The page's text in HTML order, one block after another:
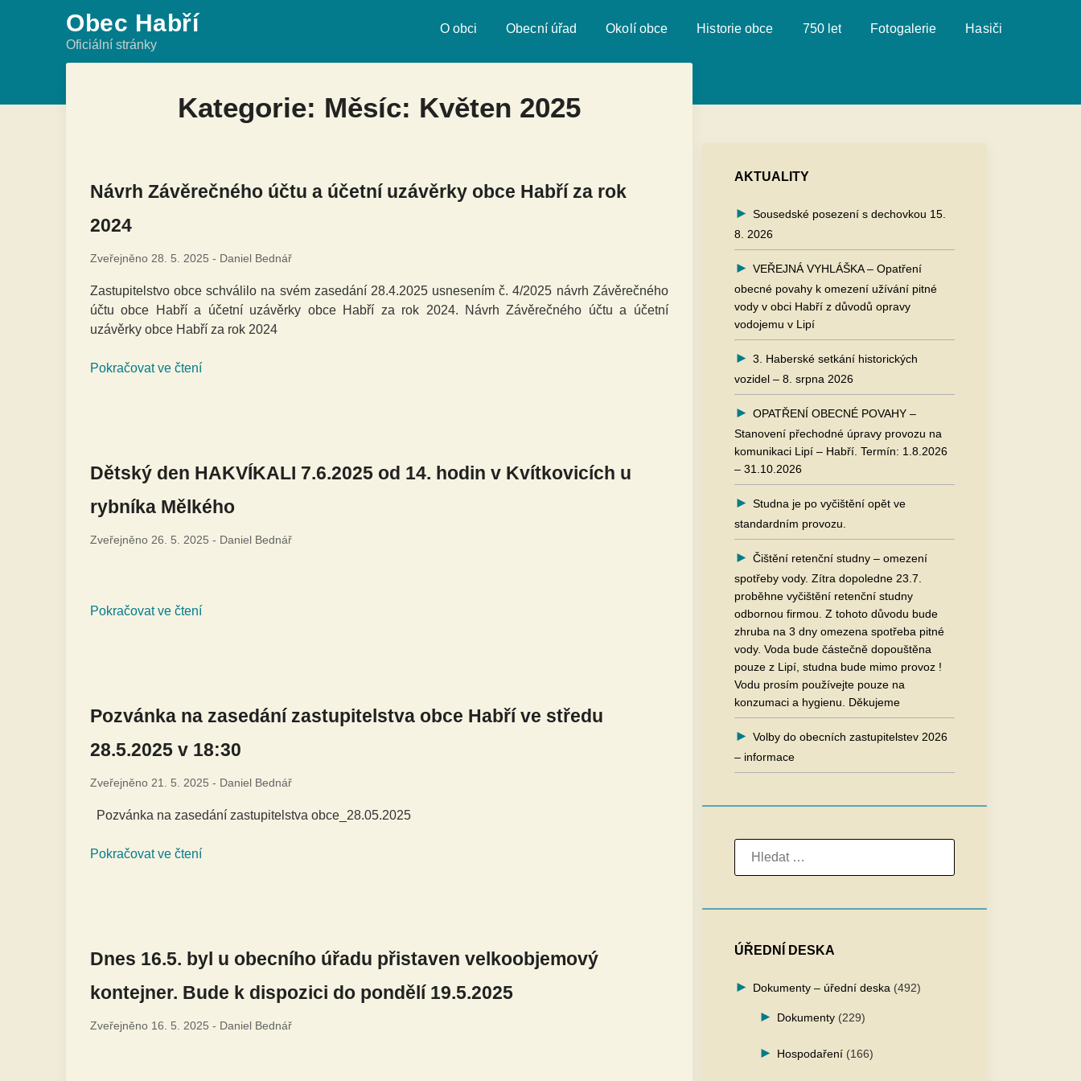
Obec Habří
Oficiální stránky
O obci Obecní úřad Okolí obce Historie obce 750 let Fotogalerie Hasiči
Kategorie: Měsíc: Květen 2025
Návrh Závěrečného účtu a účetní uzávěrky obce Habří za rok
2024
Zveřejněno 28. 5. 2025 - Daniel Bednář
Zastupitelstvo obce schválilo na svém zasedání 28.4.2025 usnesením č. 4/2025 návrh Závěrečného
účtu obce Habří a účetní uzávěrky obce Habří za rok 2024. Návrh Závěrečného účtu a účetní
uzávěrky obce Habří za rok 2024
Pokračovat ve čtení
Dětský den HAKVÍKALI 7.6.2025 od 14. hodin v Kvítkovicích u
rybníka Mělkého
Zveřejněno 26. 5. 2025 - Daniel Bednář
Pokračovat ve čtení
Pozvánka na zasedání zastupitelstva obce Habří ve středu
28.5.2025 v 18:30
Zveřejněno 21. 5. 2025 - Daniel Bednář
Pozvánka na zasedání zastupitelstva obce_28.05.2025
Pokračovat ve čtení
Dnes 16.5. byl u obecního úřadu přistaven velkoobjemový
kontejner. Bude k dispozici do pondělí 19.5.2025
Zveřejněno 16. 5. 2025 - Daniel Bednář
AKTUALITY
Sousedské posezení s dechovkou 15.
8. 2026
VEŘEJNÁ VYHLÁŠKA – Opatření
obecné povahy k omezení užívání pitné
vody v obci Habří z důvodů opravy
vodojemu v Lipí
3. Haberské setkání historických
vozidel – 8. srpna 2026
OPATŘENÍ OBECNÉ POVAHY –
Stanovení přechodné úpravy provozu na
komunikaci Lipí – Habří. Termín: 1.8.2026
– 31.10.2026
Studna je po vyčištění opět ve
standardním provozu.
Čištění retenční studny – omezení
spotřeby vody. Zítra dopoledne 23.7.
proběhne vyčištění retenční studny
odbornou firmou. Z tohoto důvodu bude
zhruba na 3 dny omezena spotřeba pitné
vody. Voda bude částečně dopouštěna
pouze z Lipí, studna bude mimo provoz !
Vodu prosím používejte pouze na
konzumaci a hygienu. Děkujeme
Volby do obecních zastupitelstev 2026
– informace
ÚŘEDNÍ DESKA
Dokumenty – úřední deska (492)
Dokumenty(229)
Hospodaření(166)